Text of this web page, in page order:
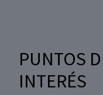
PUNTOS
INTERÉS